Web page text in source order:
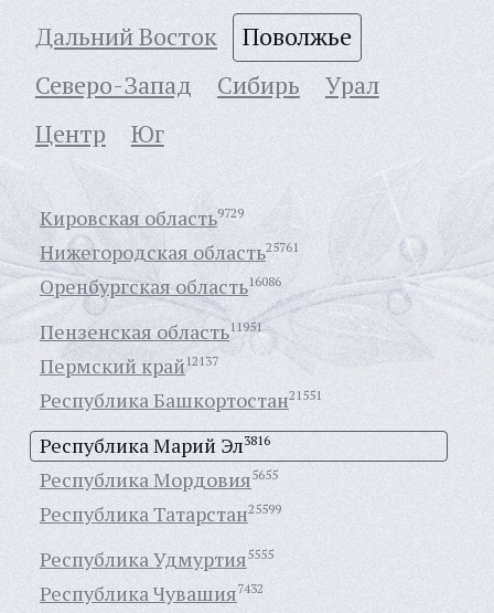
Дальний Восток
Поволжье
Северо-Запад
Сибирь
Урал
Центр
Юг
Кировская область9729
Нижегородская область25761
Оренбургская область16086
Пензенская область11951
Пермский край 12137
Республика Башкортостан21551
Республика Марий Эл3816
Республика Мордовия5655
Республика Татарстан25599
Республика Удмуртия5555
Республика Чувашия7432